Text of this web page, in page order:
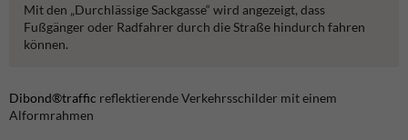
Mit den „Durchlässige Sackgasse“ wird angezeigt, dass
Fußgänger oder Radfahrer durch die Straße hindurch fahren
können.
Dibond®traffic reflektierende Verkehrsschilder mit einem
Alformrahmen